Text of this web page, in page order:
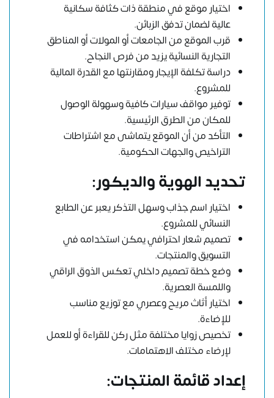
اختيار موقع في منطقة ذات كثافة سكانية
عالية لضمان تدفق الزبائن.
قرب الموقع من الجامعات أو المولات أو المناطق
التجارية النسائية يزيد من فرص النجاح.
دراسة تكلفة الإيجار ومقارنتها مع القدرة المالية
للمشروع.
توفير مواقف سيارات كافية وسهولة الوصول
للمكان من الطرق الرئيسية.
التأكد من أن الموقع يتماشى مع اشتراطات
التراخيص والجهات الحكومية.
تحديد الهوية والديكور:
اختيار اسم جذاب وسهل التذكر يعبر عن الطابع
النسائي للمشروع.
تصميم شعار احترافي يمكن استخدامه في
التسويق والمنتجات.
وضع خطة تصميم داخلي تعكس الذوق الراقي
واللمسة العصرية.
اختيار أثاث مريح وعصري مع توزيع مناسب
للإضاءة.
تخصيص زوايا مختلفة مثل ركن للقراءة أو للعمل
لإرضاء مختلف الاهتمامات.
إعداد قائمة المنتجات: